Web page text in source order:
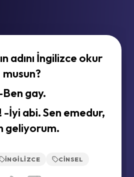
adını İngilizce okur
musun?
gay.
İyi abi. Sen emedur,
geliyorum.
İNGILIZCE CINSEL